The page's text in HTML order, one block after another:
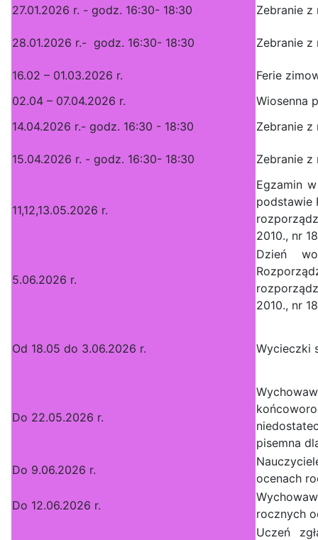
27.01.2026 r. - godz. 16:30- 18:30 Zebranie z
28.01.2026 r.- godz. 16:30- 18:30 Zebranie
16.02 – 01.03.2026 r.
Ferie
02.04 – 07.04.2026 r.
Wiosenna
14.04.2026 r.- godz. 16:30 - 18:30
Zebranie z
15.04.2026 r. - godz. 16:30- 18:30 Zebranie
11,12,13.05.2026 r.
Egzamin
podstawie
2010., nr
5.06.2026 r.
Dzień
2010., nr
Od 18.05 do 3.06.2026 r. Wycieczki
Do 22.05.2026 r.
pisemna
Do 9.06.2026 r.
ocenach
Do 12.06.2026 r.
rocznych
Uczeń